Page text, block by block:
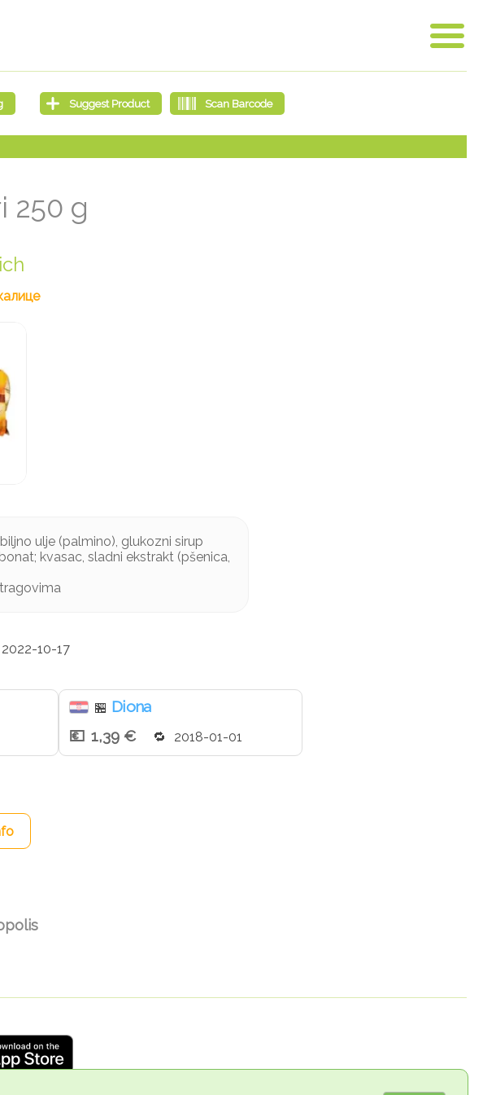
250 g
ulje (palmino), glukozni sirup
kvasac, sladni ekstrakt (pšenica,
2022-10-17
🏪 Diona
1,39 €
2018-01-01